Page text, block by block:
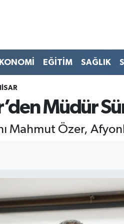
EĞİTİM SAĞLIK
Müdür
Mahmut Özer,